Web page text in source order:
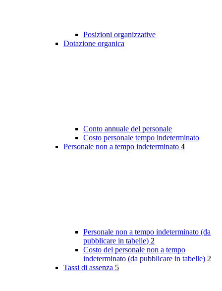
Posizioni organizzative
Dotazione organica
Conto annuale del personale
Costo personale tempo indeterminato
Personale non a tempo indeterminato 4
Personale non a tempo indeterminato (da
pubblicare in tabelle) 2
Costo del personale non a tempo
indeterminato (da pubblicare in tabelle) 2
Tassi di assenza 5